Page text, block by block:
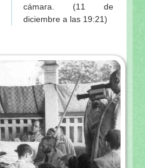
diciembre a las 19:21)